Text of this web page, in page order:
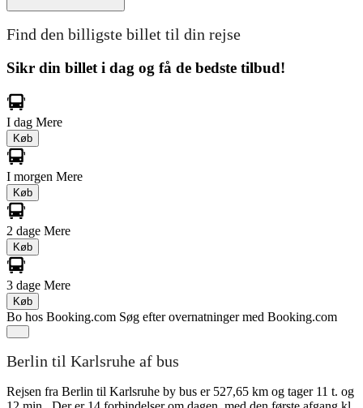
Find den billigste billet til din rejse
Sikr din billet i dag og få de bedste tilbud!
I dag Mere
Køb
I morgen Mere
Køb
2 dage Mere
Køb
3 dage Mere
Køb
Bo hos Booking.com Søg efter overnatninger med Booking.com
Berlin til Karlsruhe af bus
Rejsen fra Berlin til Karlsruhe by bus er 527,65 km og tager 11 t. og